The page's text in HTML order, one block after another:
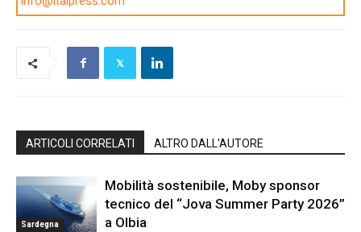
ARTICOLI CORRELATI ALTRO DALL'AUTORE
Sardegna
Mobilità sostenibile, Moby sponsor
tecnico del “Jova Summer Party 2026”
a Olbia